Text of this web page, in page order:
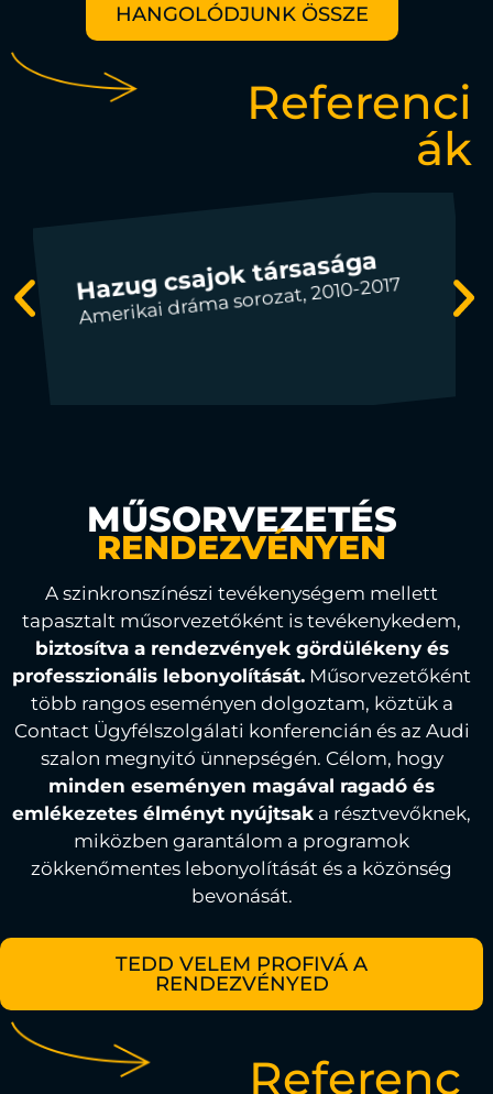
HANGOLÓDJUNK ÖSSZE
Referenci
ák
Hazug csajok társasága
Amerikai dráma sorozat, 2010-2017
MŰSORVEZETÉS
RENDEZVÉNYEN
A szinkronszínészi tevékenységem mellett
tapasztalt műsorvezetőként is tevékenykedem,
biztosítva a rendezvények gördülékeny és
professzionális lebonyolítását. Műsorvezetőként
több rangos eseményen dolgoztam, köztük a
Contact Ügyfélszolgálati konferencián és az Audi
szalon megnyitó ünnepségén. Célom, hogy
minden eseményen magával ragadó és
emlékezetes élményt nyújtsak a résztvevőknek,
miközben garantálom a programok
zökkenőmentes lebonyolítását és a közönség
bevonását.
TEDD VELEM PROFIVÁ A
RENDEZVÉNYED
Referenc